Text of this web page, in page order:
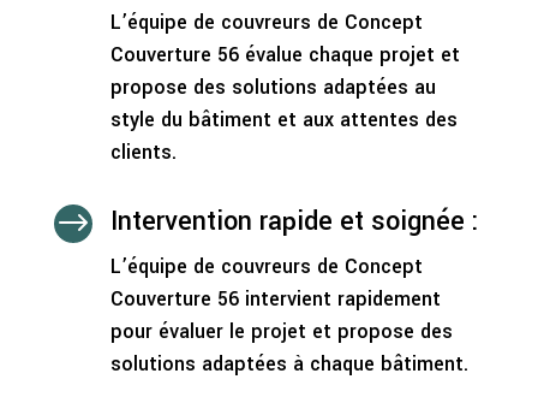
L’équipe de couvreurs de Concept
Couverture 56 évalue chaque projet et
propose des solutions adaptées au
style du bâtiment et aux attentes des
clients.
$ Intervention rapide et soignée :
L’équipe de couvreurs de Concept
Couverture 56 intervient rapidement
pour évaluer le projet et propose des
solutions adaptées à chaque bâtiment.